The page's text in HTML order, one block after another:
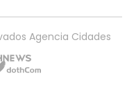
Agencia Cidades